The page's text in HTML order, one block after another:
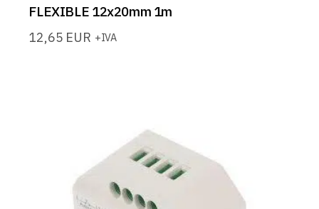
FLEXIBLE 12x20mm 1m
12,65 EUR +IVA